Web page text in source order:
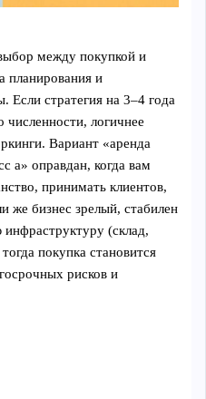
между покупкой и
планирования и
Если стратегия на 3–4 года
логичнее
Вариант «аренда
а» оправдан, когда вам
принимать клиентов,
же бизнес зрелый, стабилен
(склад,
покупка становится
рисков и